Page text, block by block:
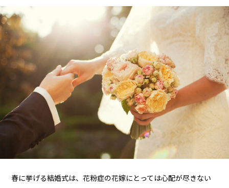
春に挙げる結婚式は、花粉症の花嫁にとっては心配が尽きない